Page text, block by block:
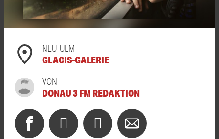
NEU-ULM
GLACIS-GALERIE
VON
DONAU 3 FM REDAKTION